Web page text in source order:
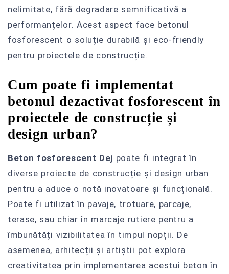
nelimitate, fără degradare semnificativă a
performanțelor. Acest aspect face betonul
fosforescent o soluție durabilă și eco-friendly
pentru proiectele de construcție.
Cum poate fi implementat
betonul dezactivat fosforescent în
proiectele de construcție și
design urban?
Beton fosforescent Dej poate fi integrat în
diverse proiecte de construcție și design urban
pentru a aduce o notă inovatoare și funcțională.
Poate fi utilizat în pavaje, trotuare, parcaje,
terase, sau chiar în marcaje rutiere pentru a
îmbunătăți vizibilitatea în timpul nopții. De
asemenea, arhitecții și artiștii pot explora
creativitatea prin implementarea acestui beton în